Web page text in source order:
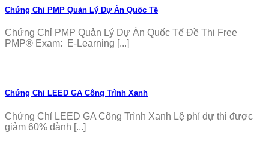
Chứng Chỉ PMP Quản Lý Dự Án Quốc Tế
Chứng Chỉ PMP Quản Lý Dự Án Quốc Tế Đề Thi Free
PMP® Exam: E-Learning [...]
Chứng Chỉ LEED GA Công Trình Xanh
Chứng Chỉ LEED GA Công Trình Xanh Lệ phí dự thi được
giảm 60% dành [...]